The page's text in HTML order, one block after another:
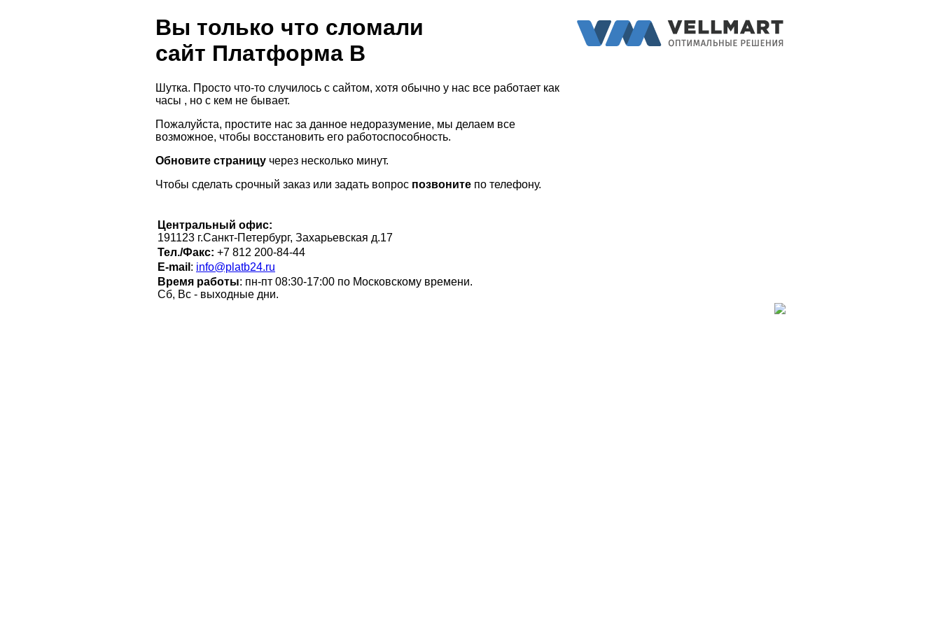
Вы только что сломали
сайт Платформа В
Шутка. Просто что-то случилось с сайтом, хотя обычно у нас все работает как
часы , но с кем не бывает.
Пожалуйста, простите нас за данное недоразумение, мы делаем все
возможное, чтобы восстановить его работоспособность.
Обновите страницу через несколько минут.
Чтобы сделать срочный заказ или задать вопрос позвоните по телефону.
Центральный офис:
191123 г.Санкт-Петербург, Захарьевская д.17
Тел./Факс: +7 812 200-84-44
E-mail : info@platb24.ru
Время работы: пн-пт 08:30-17:00 по Московскому времени.
Сб, Вс - выходные дни.